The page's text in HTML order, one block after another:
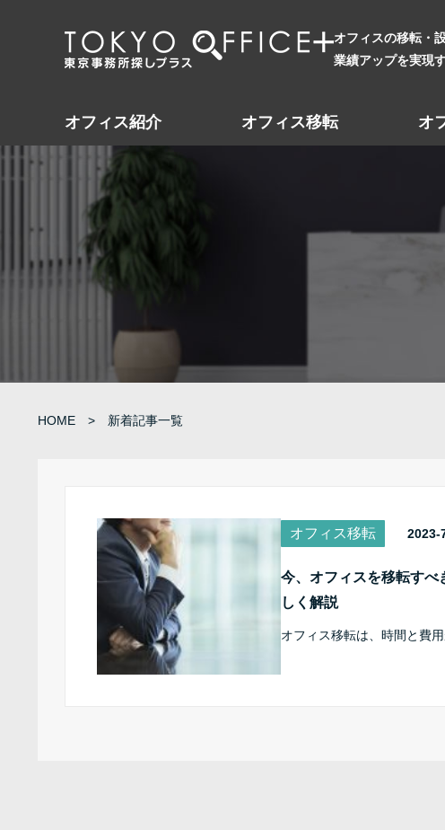
オフィスの移転・
業績アップを実現
オフィス紹介 オフィス移転 オ
HOME 新着記事一覧
オフィス移転 2023-
今、オフィスを移転すべ
しく解説
オフィス移転は、時間と費